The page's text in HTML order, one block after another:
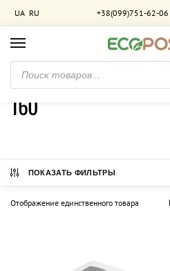
UA RU +38(099)751-62-06
Главная / Товар Довжина (мм)
160
ПОКАЗАТЬ ФИЛЬТРЫ
Отображение единственного товара